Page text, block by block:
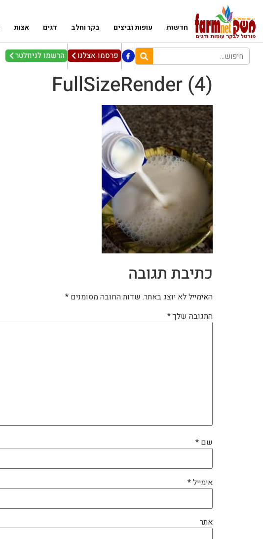
חדשות עופות וביצים בקר וחלב דגים אצות
פרסמו אצלנו הרשמו לניוזלטר
FullSizeRender (4)
כתיבת תגובה
האימייל לא יוצג באתר. שדות החובה מסומנים *
התגובה שלך*
שם *
אימייל*
אתר